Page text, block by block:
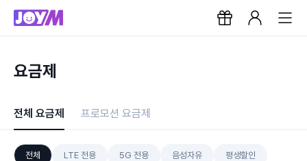
요금제
전체 요금제 프로모션 요금제
전체 LTE 전용 5G 전용 음성자유 평생할인